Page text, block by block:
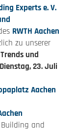
Experts e. V.
RWTH Aachen
zu unserer
Trends und
Dienstag, 23. Juli
Aachen
and